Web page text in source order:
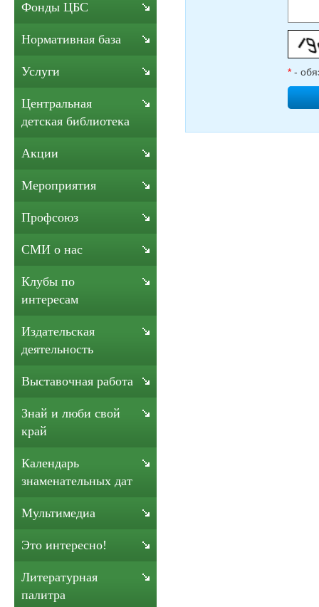
* -
Фонды ЦБС
Нормативная база
Услуги
Центральная
детская библиотека
Акции
Мероприятия
Профсоюз
СМИ о нас
Клубы по
интересам
Издательская
деятельность
Выставочная работа
Знай и люби свой
край
Календарь
знаменательных дат
Мультимедиа
Это интересно!
Литературная
палитра